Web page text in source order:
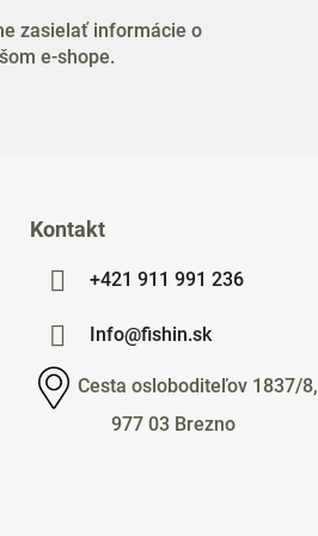
zasielať informácie o
e-shope.
Kontakt
+421 911 991 236
Info@fishin.sk
Cesta osloboditeľov 1837/8,
977 03 Brezno